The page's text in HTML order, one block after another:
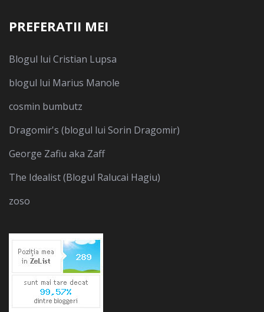
PREFERATII MEI
Blogul lui Cristian Lupsa
blogul lui Marius Manole
cosmin bumbutz
Dragomir's (blogul lui Sorin Dragomir)
George Zafiu aka Zaff
The Idealist (Blogul Ralucai Hagiu)
zoso